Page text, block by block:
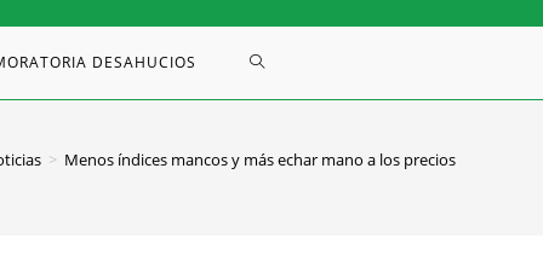
DESAHUCIOS
> Menos índices mancos y más echar mano a los precios